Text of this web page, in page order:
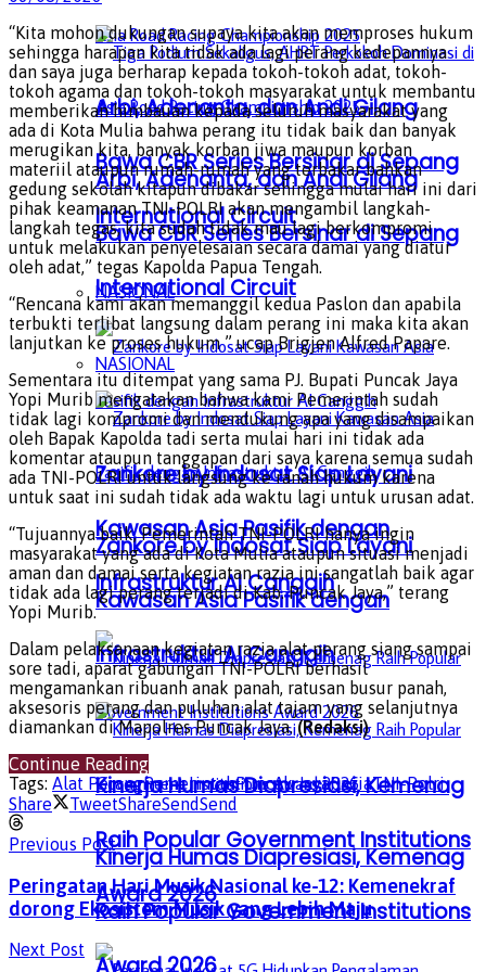
Arbi, Adenanta, dan Andi Gilang
Bawa CBR Series Bersinar di Sepang
International Circuit
NASIONAL
Zankore by Indosat Siap Layani
Kawasan Asia Pasifik dengan
Infrastruktur AI Canggih
Kinerja Humas Diapresiasi, Kemenag
Raih Popular Government Institutions
Award 2026
Arbi, Adenanta, dan Andi Gilang
Bawa CBR Series Bersinar di Sepang
International Circuit
NASIONAL
Zankore by Indosat Siap Layani
Kawasan Asia Pasifik dengan
Infrastruktur AI Canggih
Kinerja Humas Diapresiasi, Kemenag
Raih Popular Government Institutions
Award 2026
“Kita mohon dukungan supaya kita akan memproses hukum
sehingga harapan kita tidak ada lagi perang kedepannya
dan saya juga berharap kepada tokoh-tokoh adat, tokoh-
tokoh agama dan tokoh-tokoh masyarakat untuk membantu
memberikan himbauan kepada seluruh masyarakat yang
ada di Kota Mulia bahwa perang itu tidak baik dan banyak
merugikan kita, banyak korban jiwa maupun korban
materiil ataupun rumah-rumah yang terbakar bahkan
gedung sekolah kitapun dibakar sehingga mulai hari ini dari
pihak keamanan TNI-POLRI akan mengambil langkah-
langkah tegas, kita sudah tidak mau lagi berkompromi
untuk melakukan penyelesaian secara damai yang diatur
oleh adat,” tegas Kapolda Papua Tengah.
“Rencana kami akan memanggil kedua Paslon dan apabila
terbukti terlibat langsung dalam perang ini maka kita akan
lanjutkan ke proses hukum ” ucap Brigjen Alfred Papare.
Sementara itu ditempat yang sama PJ. Bupati Puncak Jaya
Yopi Murib mengatakan bahwa kami Pemerintah sudah
tidak lagi kompromi dan mendukung apa yang disampaikan
oleh Bapak Kapolda tadi serta mulai hari ini tidak ada
komentar ataupun tanggapan dari saya karena semua sudah
ada TNI-POLRI untuk langsung ke ranah hukum karena
untuk saat ini sudah tidak ada waktu lagi untuk urusan adat.
“Tujuannya baik, Pemerintah TNI-POLRI hanya ingin
masyarakat yang ada di Kota Mulia ataupun situasi menjadi
aman dan damai serta kegiatan razia ini sangatlah baik agar
tidak ada lagi perang terjadi di Kab. Puncak Jaya,” terang
Yopi Murib.
Dalam pelaksanaan kegiatan razia alat perang siang sampai
sore tadi, aparat gabungan TNI-POLRI berhasil
mengamankan ribuanh anak panah, ratusan busur panah,
aksesoris perang dan puluhan alat tajam yang selanjutnya
diamankan di Mapolres Puncak Jaya.(Redaksi)
Continue Reading
Tags: Alat PerangPemerintahPuncak JayaRaziaTNI-Polri
Share
TweetShareSendSend
Previous Post
Peringatan Hari Musik Nasional ke-12: Kemenekraf
dorong Ekosistem Musik yang Lebih Maju
Next Post